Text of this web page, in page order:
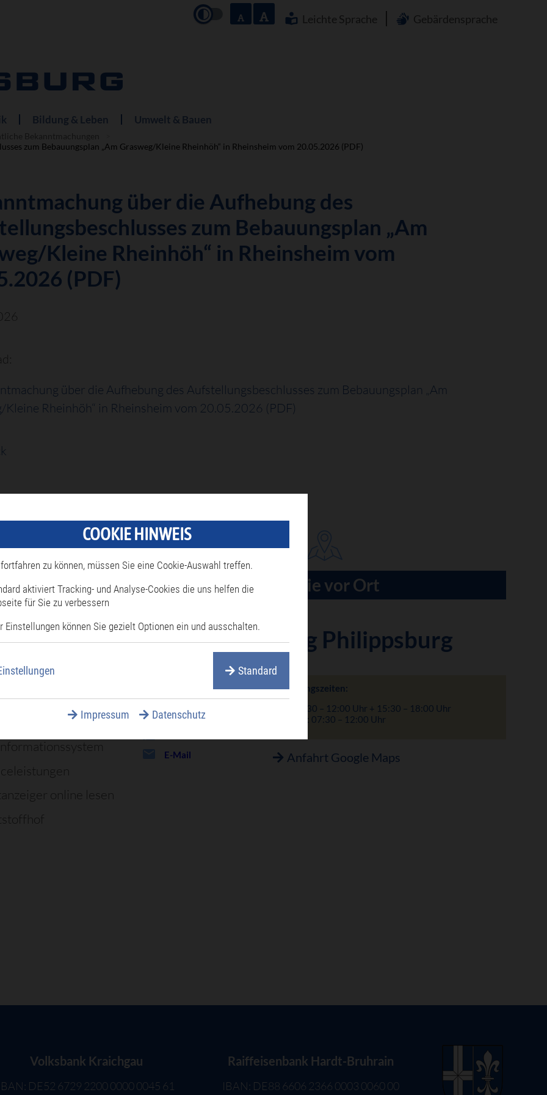
Leichte Sprache Gebärdensprache
Bildung & Leben Umwelt & Bauen
zum Bebauungsplan „Am Grasweg/Kleine Rheinhöh“ in Rheinsheim vom 20.05.2026 (PDF)
über die Aufhebung des
zum Bebauungsplan „Am
Kleine Rheinhöh“ in Rheinsheim vom
(PDF)
über die Aufhebung des Aufstellungsbeschlusses zum Bebauungsplan „Am
Kleine Rheinhöh“ in Rheinsheim vom 20.05.2026 (PDF)
gesucht
Videokonferenz
online lesen
Für Sie vor Ort
Stadtverwaltung Philippsburg
76661 Philippsburg
07256 87 – 0
E-Mail
Öffnungszeiten:
Mo: 7:30 – 12:00 Uhr + 15:30 – 18:00 Uhr
Di – Fr: 07:30 – 12:00 Uhr
Anfahrt Google Maps
Volksbank Kraichgau
DE52 6729 2200 0000 0045 61
Raiffeisenbank Hardt-Bruhrain
IBAN: DE88 6606 2366 0003 0060 00
COOKIE HINWEIS
zu können, müssen Sie eine Cookie-Auswahl treffen.
aktiviert Tracking- und Analyse-Cookies die uns helfen die
für Sie zu verbessern
Einstellungen können Sie gezielt Optionen ein und ausschalten.
Standard
Impressum Datenschutz